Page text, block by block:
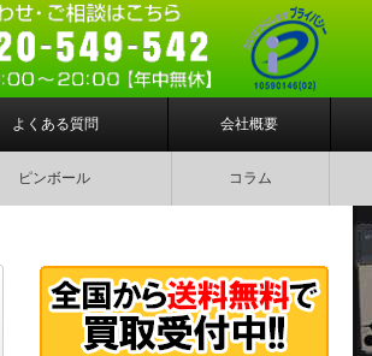
よくある質問 会社概要
ピンボール コラム